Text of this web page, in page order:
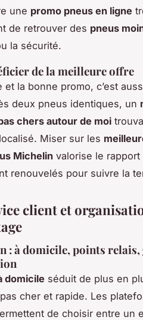
une promo pneus en ligne
de retrouver des pneus
la sécurité.
de la meilleure offre
la bonne promo, c’est
deux pneus identiques, un
chers autour de moi
Miser sur les
Michelin valorise le
renouvelés pour suivre la
client et
: à domicile, points
domicile séduit de plus en
cher et rapide. Les
de choisir entre un